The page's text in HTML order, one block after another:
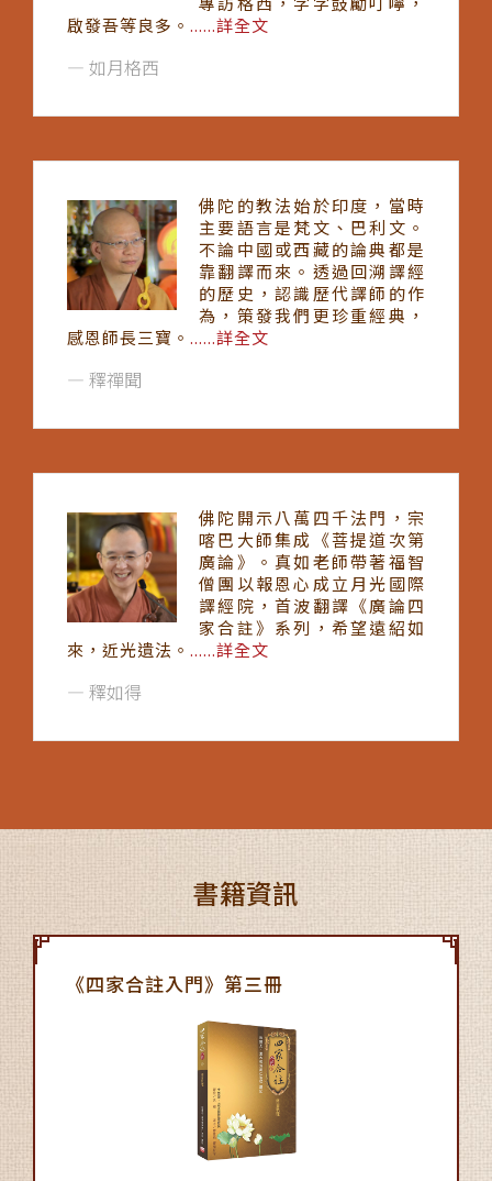
啟發吾等良多。 ......詳全文
如月格西
佛陀的教法始於印度，當時
主要語言是梵文、巴利文。
不論中國或西藏的論典都是
靠翻譯而來。透過回溯譯經
的歷史，認識歷代譯師的作
為，策發我們更珍重經典，
感恩師長三寶。 ......詳全文
釋禪聞
佛陀開示八萬四千法門，宗
喀巴大師集成《菩提道次第
廣論》。真如老師帶著福智
僧團以報恩心成立月光國際
譯經院，首波翻譯《廣論四
家合註》系列，希望遠紹如
來，近光遺法。 ......詳全文
釋如得
書籍資訊
《四家合註入門》第三冊